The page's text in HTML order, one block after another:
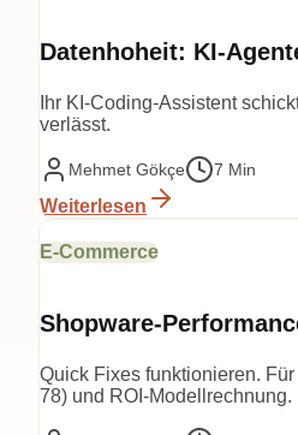
Datenhoheit: KI-
Ihr KI-Coding-Assistent
verlässt.
Mehmet Gökçe 7 Min
Weiterlesen
E-Commerce
Shopware-
Quick Fixes funktionieren.
78) und ROI-Modellrechnung.